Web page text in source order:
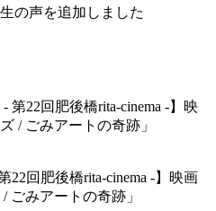
の声を追加しました
22回肥後橋rita-cinema -】映画
ごみアートの奇跡」